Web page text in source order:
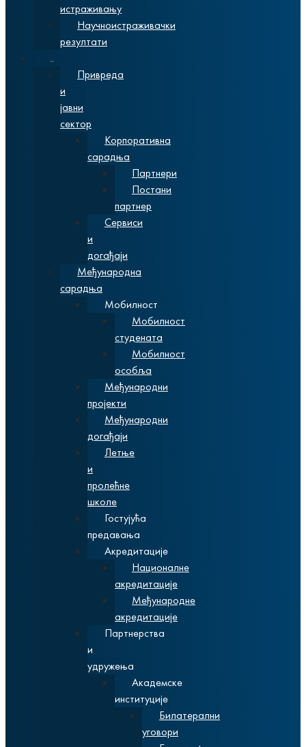
истраживању
Научноистраживачки
резултати
Привреда
и
јавни
сектор
Корпоративна
сарадња
Партнери
Постани
партнер
Сервиси
и
догађаји
Међународна
сарадња
Мобилност
Мобилност
студената
Мобилност
особља
Међународни
пројекти
Међународни
догађаји
Летње
и
пролећне
школе
Гостујућа
предавања
Акредитације
Националне
акредитације
Међународне
акредитације
Партнерства
и
удружења
Академске
институције
Билатерални
уговори